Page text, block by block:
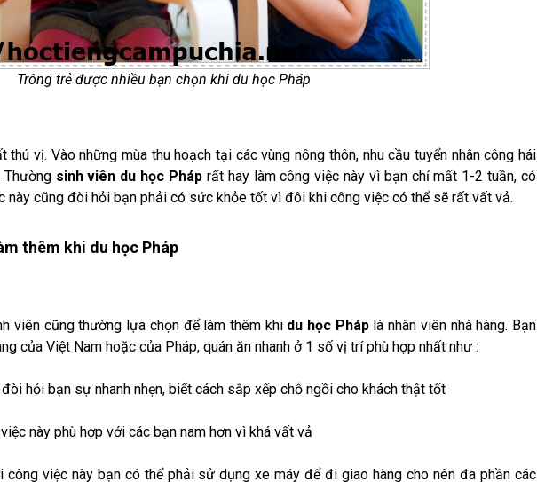
Trông trẻ được nhiều bạn chọn khi du học Pháp
vị. Vào những mùa thu hoạch tại các vùng nông thôn, nhu cầu tuyển nhân công hái
Thường sinh viên du học Pháp rất hay làm công việc này vì bạn chỉ mất 1-2 tuần, có
này cũng đòi hỏi bạn phải có sức khỏe tốt vì đôi khi công việc có thể sẽ rất vất vả.
thêm khi du học Pháp
viên cũng thường lựa chọn để làm thêm khi du học Pháplà nhân viên nhà hàng. Bạn
của Việt Nam hoặc của Pháp, quán ăn nhanh ở 1 số vị trí phù hợp nhất như :
hỏi bạn sự nhanh nhẹn, biết cách sắp xếp chỗ ngồi cho khách thật tốt
này phù hợp với các bạn nam hơn vì khá vất vả
công việc này bạn có thể phải sử dụng xe máy để đi giao hàng cho nên đa phần các